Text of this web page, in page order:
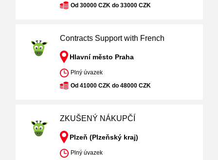
Od 30000 CZK do 33000 CZK
Contracts Support with French
Hlavní město Praha
Plný úvazek
Od 41000 CZK do 48000 CZK
ZKUŠENÝ NÁKUPČÍ
Plzeň (Plzeňský kraj)
Plný úvazek